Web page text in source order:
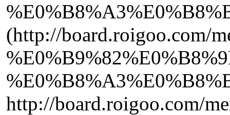
(http://board.roigoo.com/
http://board.roigoo.com/